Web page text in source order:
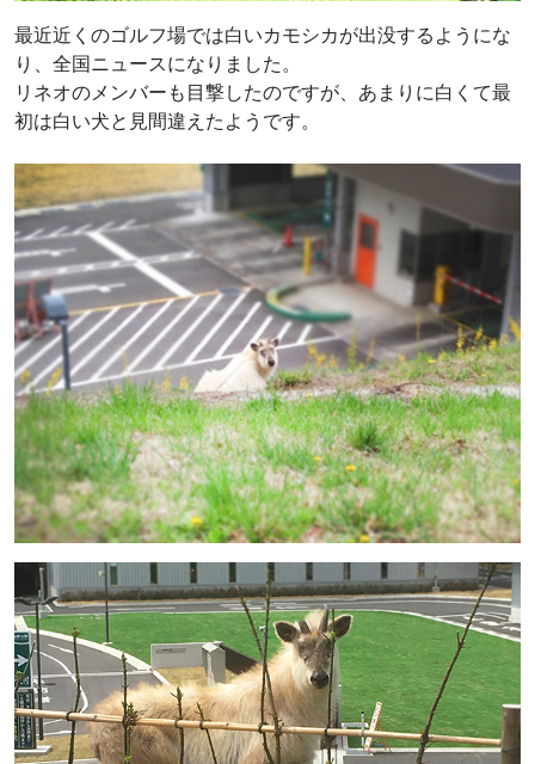
最近近くのゴルフ場では白いカモシカが出没するようにな
り、全国ニュースになりました。
リネオのメンバーも目撃したのですが、あまりに白くて最
初は白い犬と見間違えたようです。